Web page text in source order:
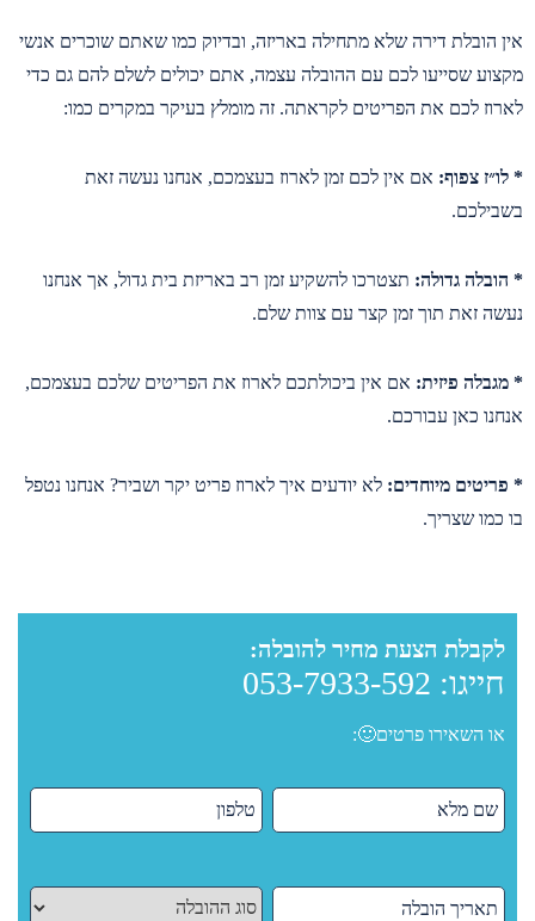
אין הובלת דירה שלא מתחילה באריזה, ובדיוק כמו שאתם שוכרים אנשי
מקצוע שסייעו לכם עם ההובלה עצמה, אתם יכולים לשלם להם גם כדי
לארוז לכם את הפריטים לקראתה. זה מומלץ בעיקר במקרים כמו:
* לו״ז צפוף: אם אין לכם זמן לארוז בעצמכם, אנחנו נעשה זאת
בשבילכם.
* הובלה גדולה: תצטרכו להשקיע זמן רב באריזת בית גדול, אך אנחנו
נעשה זאת תוך זמן קצר עם צוות שלם.
* מגבלה פיזית: אם אין ביכולתכם לארוז את הפריטים שלכם בעצמכם,
אנחנו כאן עבורכם.
* פריטים מיוחדים: לא יודעים איך לארוז פריט יקר ושביר? אנחנו נטפל
בו כמו שצריך.
לקבלת הצעת מחיר להובלה:
חייגו: 053-7933-592
או השאירו פרטים🙂: